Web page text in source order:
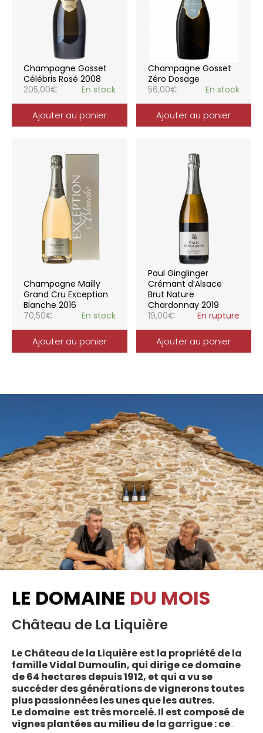
Champagne Gosset
Célébris Rosé 2008
205,00€ En stock
Ajouter au panier
Champagne Gosset
Zéro Dosage
56,00€ En stock
Ajouter au panier
Champagne Mailly
Grand Cru Exception
Blanche 2016
70,50€ En stock
Ajouter au panier
Paul Ginglinger
Crémant d’Alsace
Brut Nature
Chardonnay 2019
19,00€ En rupture
Ajouter au panier
LE DOMAINE DU MOIS
Château de La Liquière
Le Château de la Liquière est la propriété de la
famille Vidal Dumoulin, qui dirige ce domaine
de 64 hectares depuis 1912, et qui a vu se
succéder des générations de vignerons toutes
plus passionnées les unes que les autres.
Le domaine est très morcelé. Il est composé de
vignes plantées au milieu de la garrigue : ce